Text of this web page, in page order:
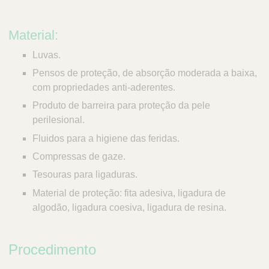
Material:
Luvas.
Pensos de proteção, de absorção moderada a baixa,
com propriedades anti-aderentes.
Produto de barreira para proteção da pele
perilesional.
Fluidos para a higiene das feridas.
Compressas de gaze.
Tesouras para ligaduras.
Material de proteção: fita adesiva, ligadura de
algodão, ligadura coesiva, ligadura de resina.
Procedimento